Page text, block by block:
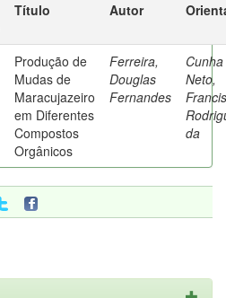
Título Autor
Produção de
Mudas de
Maracujazeiro
em Diferentes
Compostos
Orgânicos
Ferreira,
Douglas
Fernandes
Cunha
Neto,
da